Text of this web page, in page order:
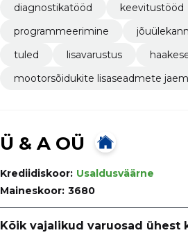
diagnostikatööd
keevitustööd
programmeerimine
tuled
lisavarustus
mootorsõidukite lisaseadmete
Ü & A OÜ
Krediidiskoor: Usaldusväärne
Maineskoor: 3680
Kõik vajalikud varuosad ühest